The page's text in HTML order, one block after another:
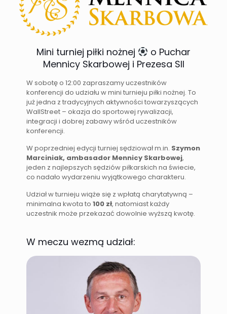
Mini turniej piłki nożnej
o Puchar
Mennicy Skarbowej i Prezesa SII
W sobotę o 12:00 zapraszamy uczestników
konferencji do udziału w mini turnieju piłki nożnej. To
już jedna z tradycyjnych aktywności towarzyszących
WallStreet – okazja do sportowej rywalizacji,
integracji i dobrej zabawy wśród uczestników
konferencji.
W poprzedniej edycji turniej sędziował m.in. Szymon
Marciniak, ambasador Mennicy Skarbowej,
jeden z najlepszych sędziów piłkarskich na świecie,
co nadało wydarzeniu wyjątkowego charakteru.
Udział w turnieju wiąże się z wpłatą charytatywną –
minimalna kwota to100 zł, natomiast każdy
uczestnik może przekazać dowolnie wyższą kwotę.
W meczu wezmą udział: